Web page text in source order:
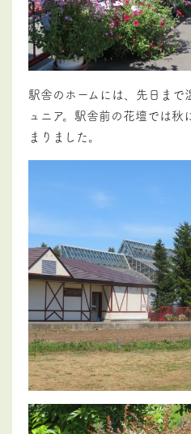
駅舎のホームには、先日まで
ュニア。駅舎前の花壇では
まりました。